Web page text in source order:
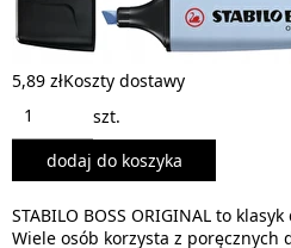
5,89 złKoszty dostawy
szt.
dodaj do koszyka
STABILO BOSS ORIGINAL to
Wiele osób korzysta z poręcznych